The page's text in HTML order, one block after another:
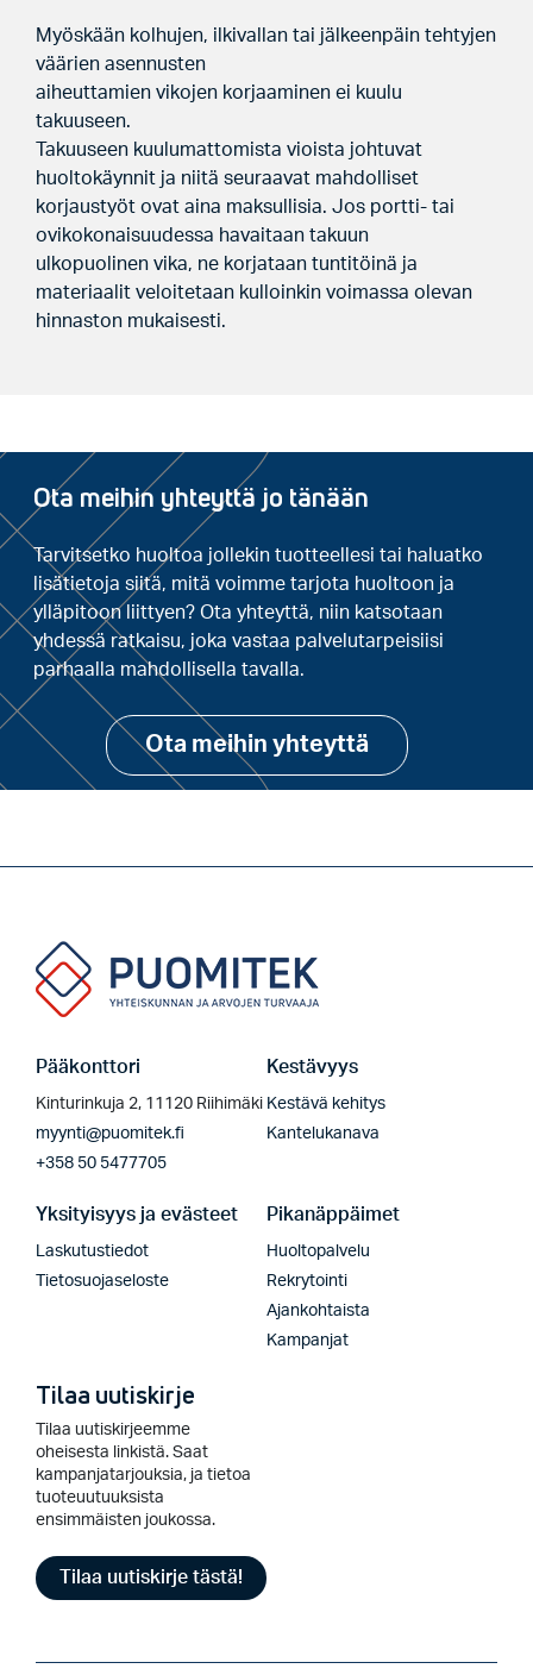
Myöskään kolhujen, ilkivallan tai jälkeenpäin tehtyjen
väärien asennusten
aiheuttamien vikojen korjaaminen ei kuulu
takuuseen.
Takuuseen kuulumattomista vioista johtuvat
huoltokäynnit ja niitä seuraavat mahdolliset
korjaustyöt ovat aina maksullisia. Jos portti- tai
ovikokonaisuudessa havaitaan takuun
ulkopuolinen vika, ne korjataan tuntitöinä ja
materiaalit veloitetaan kulloinkin voimassa olevan
hinnaston mukaisesti.
Ota meihin yhteyttä jo tänään
Tarvitsetko huoltoa jollekin tuotteellesi tai haluatko
lisätietoja siitä, mitä voimme tarjota huoltoon ja
ylläpitoon liittyen? Ota yhteyttä, niin katsotaan
yhdessä ratkaisu, joka vastaa palvelutarpeisiisi
parhaalla mahdollisella tavalla.
Ota meihin yhteyttä
Pääkonttori
Kinturinkuja 2, 11120 Riihimäki
myynti@puomitek.fi
+358 50 5477705
Kestävyys
Kestävä kehitys
Kantelukanava
Yksityisyys ja evästeet
Laskutustiedot
Tietosuojaseloste
Pikanäppäimet
Huoltopalvelu
Rekrytointi
Ajankohtaista
Kampanjat
Tilaa uutiskirje
Tilaa uutiskirjeemme
oheisesta linkistä. Saat
kampanjatarjouksia, ja tietoa
tuoteuutuuksista
ensimmäisten joukossa.
Tilaa uutiskirje tästä!